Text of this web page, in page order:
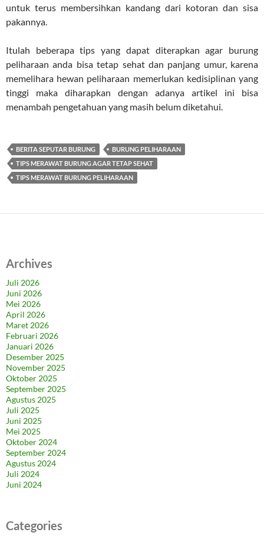
untuk terus membersihkan kandang dari kotoran dan sisa
pakannya.
Itulah beberapa tips yang dapat diterapkan agar burung
peliharaan anda bisa tetap sehat dan panjang umur, karena
memelihara hewan peliharaan memerlukan kedisiplinan yang
tinggi maka diharapkan dengan adanya artikel ini bisa
menambah pengetahuan yang masih belum diketahui.
BERITA SEPUTAR BURUNG
BURUNG PELIHARAAN
TIPS MERAWAT BURUNG AGAR TETAP SEHAT
TIPS MERAWAT BURUNG PELIHARAAN
Archives
Juli 2026
Juni 2026
Mei 2026
April 2026
Maret 2026
Februari 2026
Januari 2026
Desember 2025
November 2025
Oktober 2025
September 2025
Agustus 2025
Juli 2025
Juni 2025
Mei 2025
Oktober 2024
September 2024
Agustus 2024
Juli 2024
Juni 2024
Categories